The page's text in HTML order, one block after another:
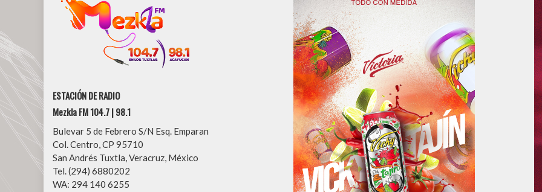
ESTACIÓN DE RADIO
Mezkla FM 104.7 | 98.1
Bulevar 5 de Febrero S/N Esq. Emparan
Col. Centro, CP 95710
San Andrés Tuxtla, Veracruz, México
Tel. (294) 6880202
WA: 294 140 6255